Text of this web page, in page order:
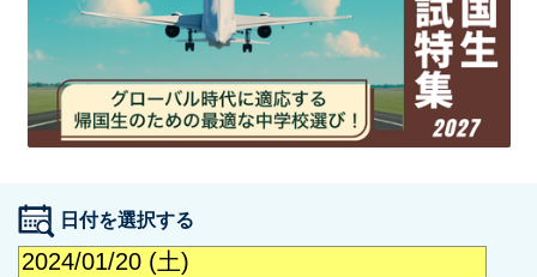
最近見た学校
学校閲覧履歴はありません
ブックマークした学校
ブックマークした学校はありません
日付を選択する